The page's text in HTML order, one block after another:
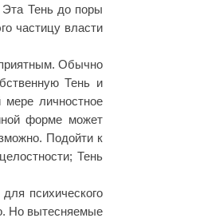
Эта Тень до поры
частицу власти
Обычно
Тень и
личностное
форме может
Подойти к
Тень
психического
Но вытесняемые